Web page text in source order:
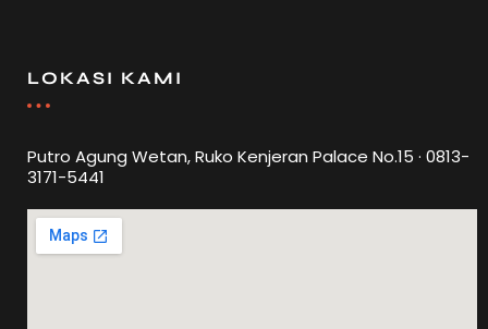
LOKASI KAMI
Putro Agung Wetan, Ruko Kenjeran Palace No.15 · 0813-
3171-5441